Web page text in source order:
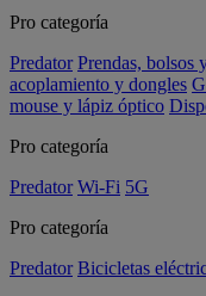
Pro categoría
Predator Prendas, bolsos
acoplamiento y dongles
mouse y lápiz óptico
Pro categoría
Predator Wi-Fi 5G
Pro categoría
Predator Bicicletas